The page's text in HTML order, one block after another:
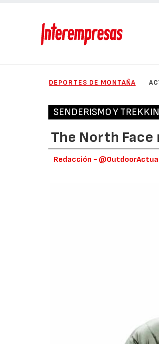
DEPORTES DE MONTAÑA
SENDERISMO Y
The North Face
Redacción -